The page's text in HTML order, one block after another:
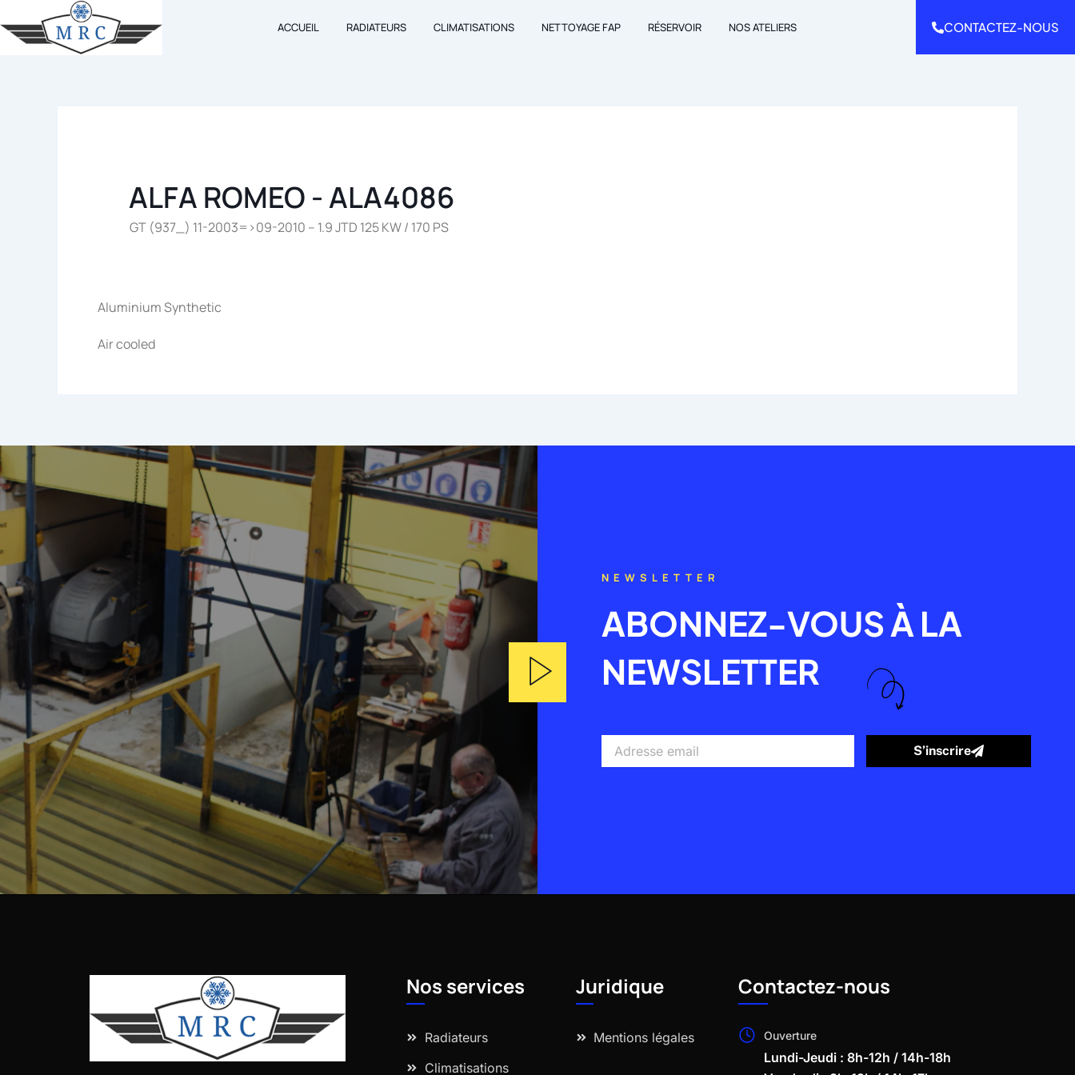
au
ACCUEIL RADIATEURS CLIMATISATIONS NETTOYAGE FAP RÉSERVOIR NOS ATELIERS CONTACTEZ-NOUS
ALFA ROMEO - ALA4086
GT (937_) 11-2003=>09-2010 – 1.9 JTD 125 KW / 170 PS
Aluminium Synthetic
Air cooled
NEWSLETTER
ABONNEZ-VOUS À LA
NEWSLETTER
email
S’inscrire
Nos services
Radiateurs
Climatisations
Juridique
Mentions légales
Contactez-nous
Ouverture
Lundi-Jeudi : 8h-12h / 14h-18h